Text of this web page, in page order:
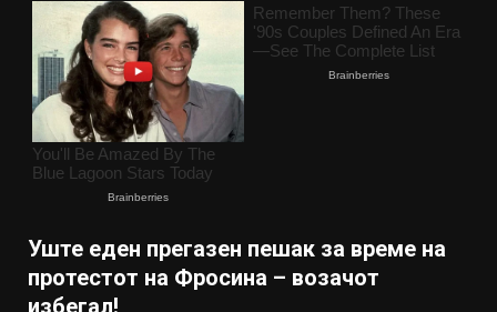
Уште еден прегазен пешак за време на
протестот на Фросина – возачот